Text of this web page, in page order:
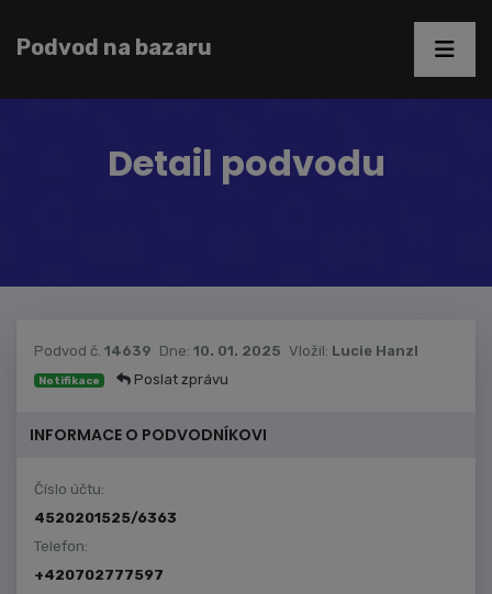
Podvod na bazaru
Detail podvodu
Podvod č. 14639 Dne: 10. 01. 2025 Vložil: Lucie Hanzl
Notifikace Poslat zprávu
INFORMACE O PODVODNÍKOVI
Číslo účtu:
4520201525/6363
Telefon:
+420702777597